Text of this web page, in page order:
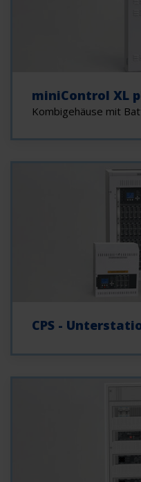
miniControl XL
Kombigehäuse mit
CPS -